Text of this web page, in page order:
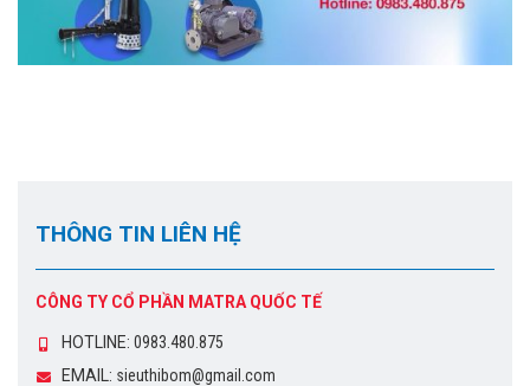
THÔNG TIN LIÊN HỆ
CÔNG TY CỔ PHẦN MATRA QUỐC TẾ
HOTLINE: 0983.480.875
EMAIL: sieuthibom@gmail.com